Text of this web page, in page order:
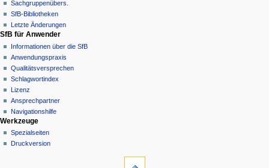
Sachgruppenübers.
SfB-Bibliotheken
Letzte Änderungen
SfB für Anwender
Informationen über die SfB
Anwendungspraxis
Qualitätsversprechen
Schlagwortindex
Lizenz
Ansprechpartner
Navigationshilfe
Werkzeuge
Spezialseiten
Druckversion